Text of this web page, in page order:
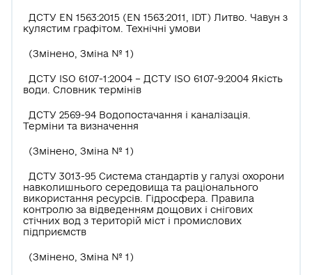
ДСТУ EN 1563:2015 (EN 1563:2011, IDT) Литво. Чавун з
кулястим графітом. Технічні умови
(Змінено, Зміна № 1)
ДСТУ ISO 6107-1:2004 – ДСТУ ISO 6107-9:2004 Якість
води. Словник термінів
ДСТУ 2569-94 Водопостачання і каналізація.
Терміни та визначення
(Змінено, Зміна № 1)
ДСТУ 3013-95 Система стандартів у галузі охорони
навколишнього середовища та раціонального
використання ресурсів. Гідросфера. Правила
контролю за відведенням дощових і снігових
стічних вод з територій міст і промислових
підприємств
(Змінено, Зміна № 1)